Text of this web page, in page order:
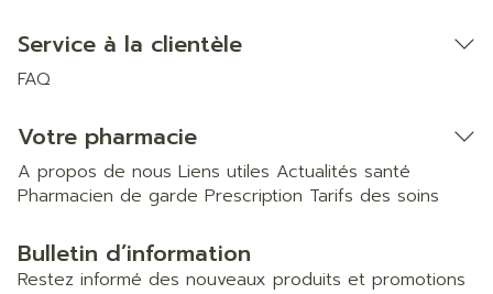
Service à la clientèle
FAQ
Votre pharmacie
A propos de nous Liens utiles Actualités santé
Pharmacien de garde Prescription Tarifs des soins
Bulletin d’information
Restez informé des nouveaux produits et promotions